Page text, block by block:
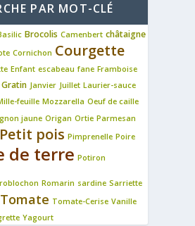
PAR MOT-CLÉ
Brocolis Camenbert châtaigne
Cornichon Courgette
Enfant escabeau fane Framboise
Gratin Janvier Juillet Laurier-sauce
feuille Mozzarella Oeuf de caille
jaune Origan Ortie Parmesan
Petit pois Pimprenelle Poire
de terre Potiron
roblochon Romarin sardine Sarriette
Tomate Tomate-Cerise Vanille
Yagourt